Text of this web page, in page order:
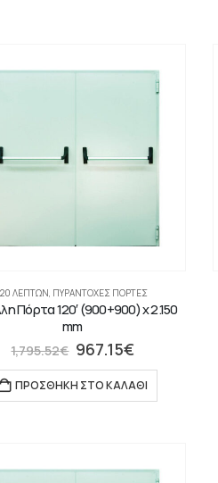
ΛΕΠΤΏΝ ΠΥΡΆΝΤΟΧΕΣ ΠΌΡΤΕΣ
Πόρτα 120′ (900+900) x 2.150
mm
1,795.52€ 967.15€
ΠΡΟΣΘΉΚΗ ΣΤΟ ΚΑΛΆΘΙ